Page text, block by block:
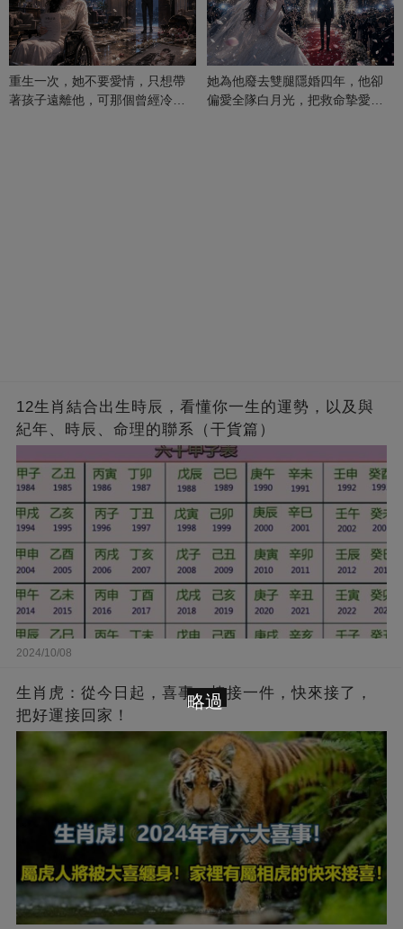
重生一次，她不要愛情，只想帶
著孩子遠離他，可那個曾經冷漠
她為他廢去雙腿隱婚四年，他卻
偏愛全隊白月光，把救命摯愛當
12生肖結合出生時辰，看懂你一生的運勢，以及與
紀年、時辰、命理的聯系（干貨篇）
2024/10/08
生肖虎：從今日起，喜事一樁接一件，快來接了，
把好運接回家！
略過